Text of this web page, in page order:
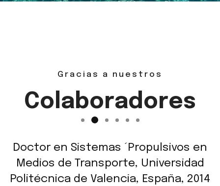
Gracias a nuestros
Colaboradores
Doctor en Sistemas ´Propulsivos en
Medios de Transporte, Universidad
Politécnica de Valencia, España, 2014